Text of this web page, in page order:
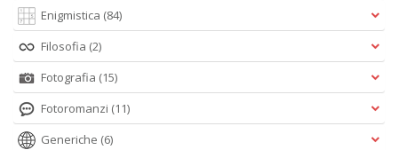
Enigmistica (84)
Filosofia (2)
Fotografia (15)
Fotoromanzi (11)
Generiche (6)